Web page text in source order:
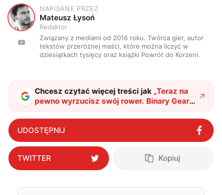
M
NAPISANE PRZEZ
Mateusz Łysoń
Redaktor
Związany z mediami od 2016 roku. Twórca gier, autor
tekstów przeróżnej maści, które można liczyć w
dziesiątkach tysięcy oraz książki Powrót do Korzeni.
Chcesz czytać więcej treści jak „Teraz na
pewno wyrzucisz swój rower. Binary Gear
zmienia reguły gry w sektorze rowerów
górskich"?
UDOSTĘPNIJ
TWITTER Kopiuj